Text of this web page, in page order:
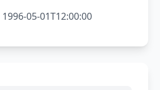
1996-05-01T12:00:00